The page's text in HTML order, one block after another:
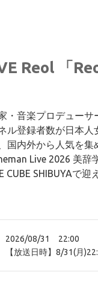
Reol 「
・音楽プロデュー
ル登録者数が日本
国内外から人気を
Live 2026 美辞
CUBE SHIBUYAで
2026/08/31 22:00
【放送日時】8/31(月